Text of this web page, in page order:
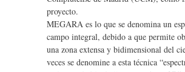
proyecto.
MEGARA es lo que se denomina un
campo integral, debido a que permite
una zona extensa y bidimensional del
veces se denomine a esta técnica